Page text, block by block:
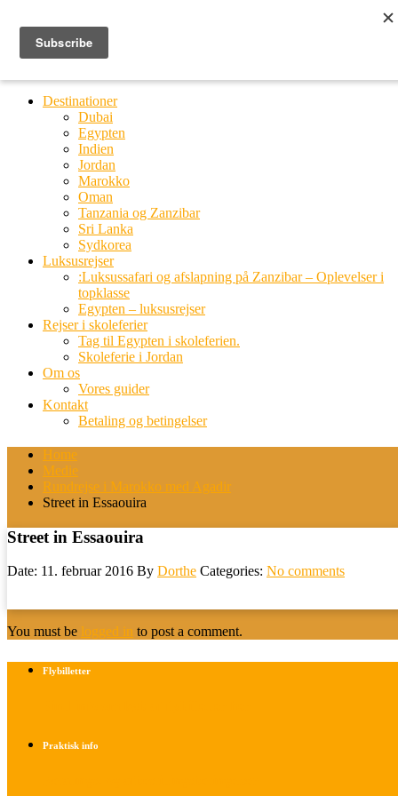
Ring til os
20 66 03 08
Destinationer
Dubai
Egypten
Indien
Jordan
Marokko
Oman
Tanzania og Zanzibar
Sri Lanka
Sydkorea
Luksusrejser
:Luksussafari og afslapning på Zanzibar – Oplevelser i
topklasse
Egypten – luksusrejser
Rejser i skoleferier
Tag til Egypten i skoleferien.
Skoleferie i Jordan
Om os
Vores guider
Kontakt
Betaling og betingelser
Home
Medie
Rundrejse i Marokko med Agadir
Street in Essaouira
Street in Essaouira
Date: 11. februar 2016 By Dorthe Categories: No comments
You must be logged in to post a comment.
Flybilletter
Praktisk info